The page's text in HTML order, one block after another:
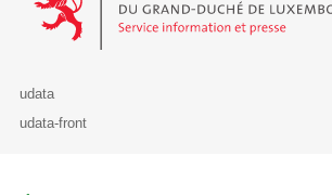
udata
udata-front